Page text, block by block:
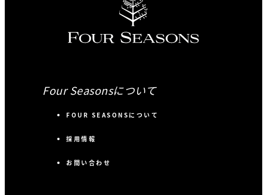
Four Seasonsについて
FOUR SEASONSについて
採用情報
お問い合わせ